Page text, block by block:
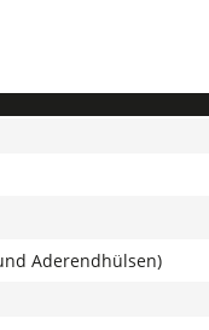
Aderendhülsen)